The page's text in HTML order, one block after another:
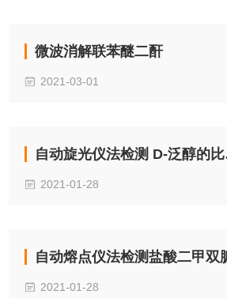
微波消解联苯醚二酐
2021-03-01
自动旋光仪法检测 D-泛醇的比旋度
2021-01-28
自动熔点仪法检测盐酸二甲双胍的熔
2021-01-28